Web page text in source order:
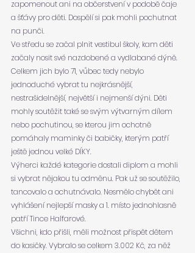
zapomenout ani na občerstvení v podobě čaje
a šťávy pro děti. Dospělí si pak mohli pochutnat
na punči.
Ve středu se začal plnit vestibul školy, kam děti
začaly nosit své nazdobené a vydlabané dýně.
Celkem jich bylo 71, vůbec tedy nebylo
jednoduché vybrat tu nejkrásnější,
nestrašidelnější, největší i nejmenší dýni. Děti
mohly soutěžit také se svým výtvarným dílem
nebo pochutinou, se kterou jim ochotně
pomáhaly maminky či babičky, kterým patří
ještě jednou velké DÍKY.
Výherci každé kategorie dostali diplom a mohli
si vybrat nějakou tu odměnu. Pak už se soutěžilo,
tancovalo a ochutnávalo. Nesmělo chybět ani
vyhlášení nejlepší masky a 1. místo jednohlasně
patří Tince Halfarové.
Všichni, kdo přišli, měli možnost přispět dětem
do kasičky. Vybralo se celkem 3.002 Kč, za něž